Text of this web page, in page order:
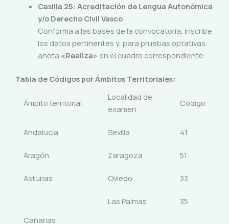
Casilla 25: Acreditación de Lengua Autonómica
y/o Derecho Civil Vasco
Conforma a las bases de la convocatoria, inscribe
los datos pertinentes y, para pruebas optativas,
anota «Realiza» en el cuadro correspondiente.
Tabla de Códigos por Ámbitos Territoriales:
Ámbito territorial
Localidad de
examen
Código
Andalucía Sevilla 41
Aragón Zaragoza 51
Asturias Oviedo 33
Canarias
Las Palmas 35